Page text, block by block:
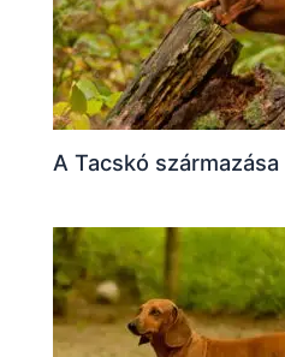
A Tacskó származása